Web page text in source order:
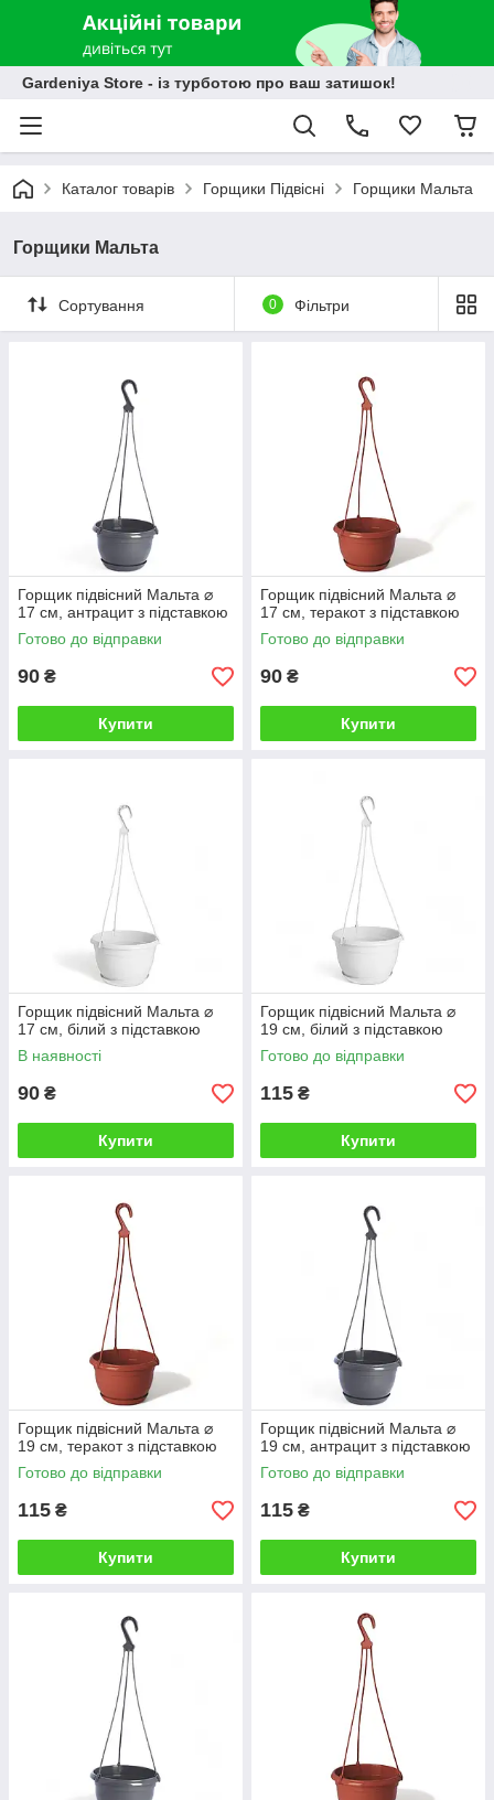
Gardeniya Store - із турботою про ваш затишок!
Каталог товарів Горщики Підвісні Горщики Мальта
Горщики Мальта
Сортування 0 Фільтри
Горщик підвісний Мальта ⌀
17 см, антрацит з підставкою
Готово до відправки
90 ₴
Купити
Горщик підвісний Мальта ⌀
17 см, теракот з підставкою
Готово до відправки
90 ₴
Купити
Горщик підвісний Мальта ⌀
17 см, білий з підставкою
В наявності
90 ₴
Купити
Горщик підвісний Мальта ⌀
19 см, білий з підставкою
Готово до відправки
115 ₴
Купити
Горщик підвісний Мальта ⌀
19 см, теракот з підставкою
Готово до відправки
115 ₴
Купити
Горщик підвісний Мальта ⌀
19 см, антрацит з підставкою
Готово до відправки
115 ₴
Купити